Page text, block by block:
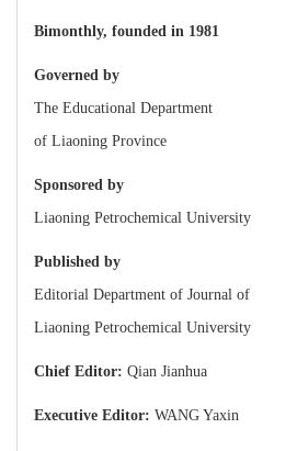
Bimonthly, founded in 1981
Governed by
The Educational Department
of Liaoning Province
Sponsored by
Liaoning Petrochemical University
Published by
Editorial Department of Journal of
Liaoning Petrochemical University
Chief Editor: Qian Jianhua
Executive Editor: WANG Yaxin